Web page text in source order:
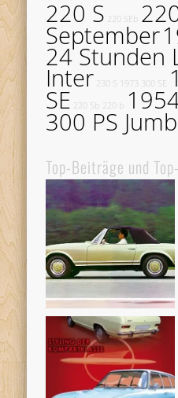
220 S 220 SEb
September
24 Stunden
Inter 230 S 1973 300 SE
SE 220 Sb 220 b
300 PS
Top-Beiträge und